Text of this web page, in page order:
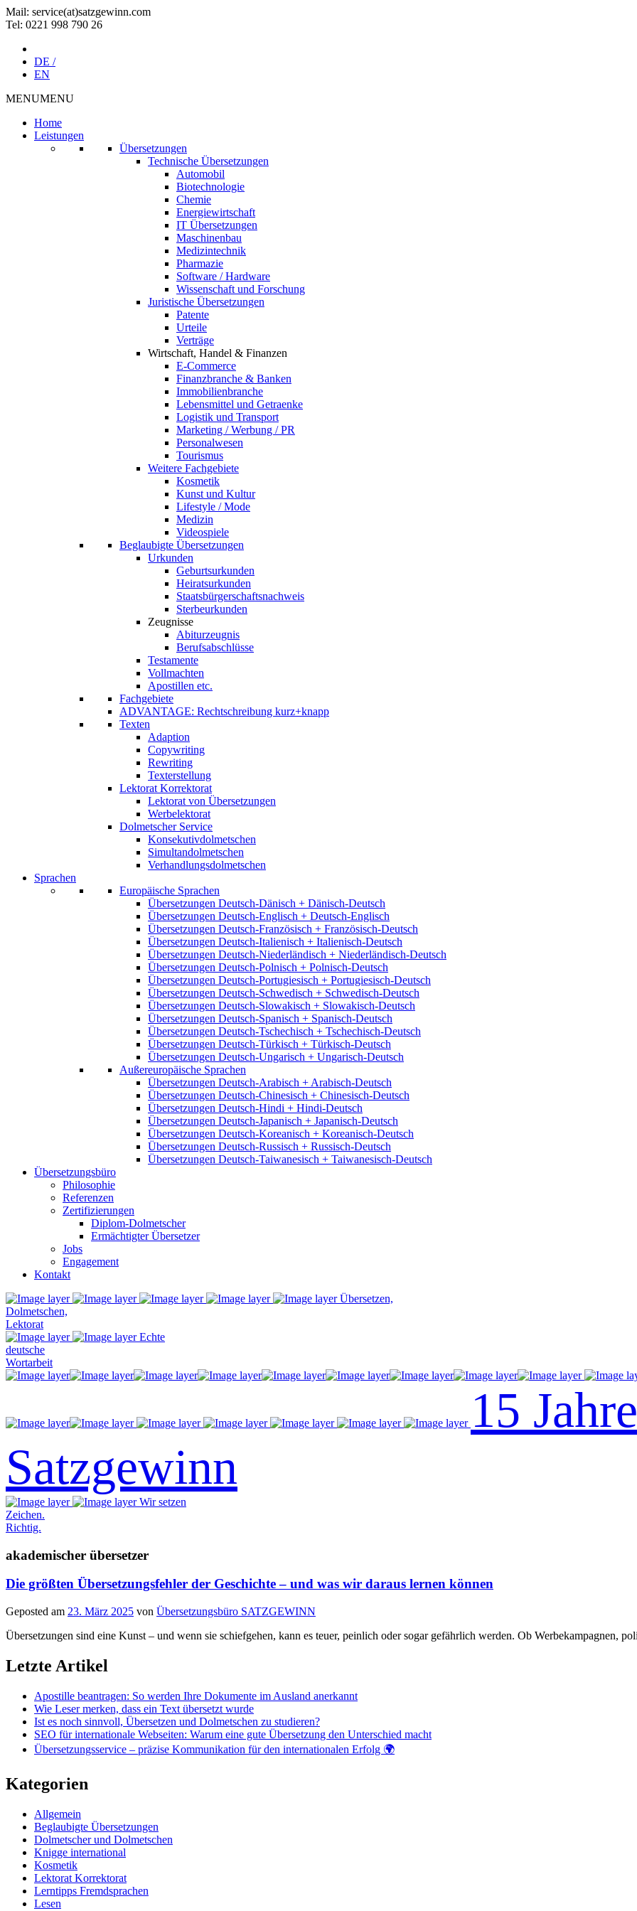
Mail: service(at)satz­gewinn.com
Tel: 0221 998 790 26
DE /
EN
MENUMENU
Home
Leistungen
Übersetzungen
Technische Übersetzungen
Automobil
Biotechnologie
Chemie
Energiewirtschaft
IT Übersetzungen
Maschinenbau
Medizintechnik
Pharmazie
Software / Hardware
Wissenschaft und Forschung
Juristische Übersetzungen
Patente
Urteile
Verträge
Wirtschaft, Handel & Finanzen
E-Commerce
Finanzbranche & Banken
Immobilienbranche
Lebensmittel und Getraenke
Logistik und Transport
Marketing / Werbung / PR
Personalwesen
Tourismus
Weitere Fachgebiete
Kosmetik
Kunst und Kultur
Lifestyle / Mode
Medizin
Videospiele
Beglaubigte Übersetzungen
Urkunden
Geburtsurkunden
Heiratsurkunden
Staatsbürgerschaftsnachweis
Sterbeurkunden
Zeugnisse
Abiturzeugnis
Berufsabschlüsse
Testamente
Vollmachten
Apostillen etc.
Fachgebiete
ADVANTAGE: Rechtschreibung kurz+knapp
Texten
Adaption
Copywriting
Rewriting
Texterstellung
Lektorat Korrektorat
Lektorat von Übersetzungen
Werbelektorat
Dolmetscher Service
Konsekutivdolmetschen
Simultandolmetschen
Verhandlungsdolmetschen
Sprachen
Europäische Sprachen
Übersetzungen Deutsch-Dänisch + Dänisch-Deutsch
Übersetzungen Deutsch-Englisch + Deutsch-Englisch
Übersetzungen Deutsch-Französisch + Französisch-Deutsch
Übersetzungen Deutsch-Italienisch + Italienisch-Deutsch
Übersetzungen Deutsch-Niederländisch + Niederländisch-Deutsch
Übersetzungen Deutsch-Polnisch + Polnisch-Deutsch
Übersetzungen Deutsch-Portugiesisch + Portugiesisch-Deutsch
Übersetzungen Deutsch-Schwedisch + Schwedisch-Deutsch
Übersetzungen Deutsch-Slowakisch + Slowakisch-Deutsch
Übersetzungen Deutsch-Spanisch + Spanisch-Deutsch
Übersetzungen Deutsch-Tschechisch + Tschechisch-Deutsch
Übersetzungen Deutsch-Türkisch + Türkisch-Deutsch
Übersetzungen Deutsch-Ungarisch + Ungarisch-Deutsch
Außereuropäische Sprachen
Übersetzungen Deutsch-Arabisch + Arabisch-Deutsch
Übersetzungen Deutsch-Chinesisch + Chinesisch-Deutsch
Übersetzungen Deutsch-Hindi + Hindi-Deutsch
Übersetzungen Deutsch-Japanisch + Japanisch-Deutsch
Übersetzungen Deutsch-Koreanisch + Koreanisch-Deutsch
Übersetzungen Deutsch-Russisch + Russisch-Deutsch
Übersetzungen Deutsch-Taiwanesisch + Taiwanesisch-Deutsch
Übersetzungsbüro
Philosophie
Referenzen
Zertifizierungen
Diplom-Dolmetscher
Ermächtigter Übersetzer
Jobs
Engagement
Kontakt
Übersetzen,
Dolmetschen,
Lektorat
Echte
deutsche
Wortarbeit
15 Jahre
Satzgewinn
Wir setzen
Zeichen.
Richtig.
akademischer übersetzer
Die größten Übersetzungsfehler der Geschichte – und was wir daraus lernen können
Geposted am 23. März 2025 von Übersetzungsbüro SATZGEWINN
Übersetzungen sind eine Kunst – und wenn sie schiefgehen, kann es teuer, peinlich oder sogar gefährlich werden. Ob Werbekampagnen,
Letzte Artikel
Apostille beantragen: So werden Ihre Dokumente im Ausland anerkannt
Wie Leser merken, dass ein Text übersetzt wurde
Ist es noch sinnvoll, Übersetzen und Dolmetschen zu studieren?
SEO für internationale Webseiten: Warum eine gute Übersetzung den Unterschied macht
Übersetzungsservice – präzise Kommunikation für den internationalen Erfolg 🌍
Kategorien
Allgemein
Beglaubigte Übersetzungen
Dolmetscher und Dolmetschen
Knigge international
Kosmetik
Lektorat Korrektorat
Lerntipps Fremdsprachen
Lesen